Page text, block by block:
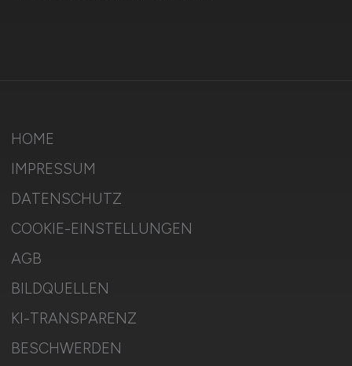
HOME
IMPRESSUM
DATENSCHUTZ
COOKIE-EINSTELLUNGEN
AGB
BILDQUELLEN
KI-TRANSPARENZ
BESCHWERDEN